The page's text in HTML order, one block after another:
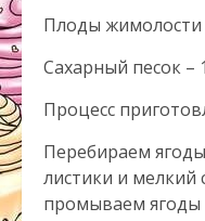
Плоды жимолости
Сахарный песок –
Процесс
Перебираем
листики и мелкий
промываем ягоды